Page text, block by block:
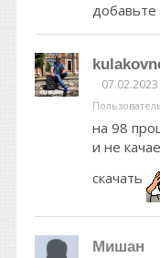
добавьте
на 98
и не
скачать
Мишан